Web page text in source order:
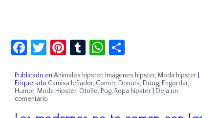
Facebook
Twitter
Pinterest
TumblrWhatsApp
Publicado en Animales hipster, Imágenes hipster, Moda hipster
Etiquetado Camisa leñador, Comer, Donuts, Doug, Engordar,
Humor, Moda Hipster, Otoño, Pug, Ropa hipster
Deja un
comentario